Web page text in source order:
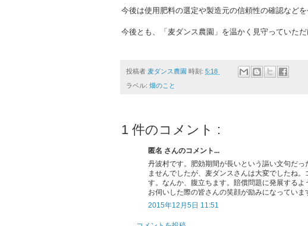
今後は使用肥料の選定や製造元の信頼性の確認など
今後とも、「麦ダンス農園」を温かく見守っていただ
投稿者 麦ダンス農園 時刻: 5:18
ラベル: 畑のこと
1 件のコメント :
匿名 さんのコメント...
丹波村です。肥効期間が長いという謳い文句だ
ませんでしたが、麦ダンスさんは大変でしたね
す。なんか、腹立ちます。賠償問題に発展するよ
お伺いした際の皆さんの笑顔が励みになってい
2015年12月5日 11:51